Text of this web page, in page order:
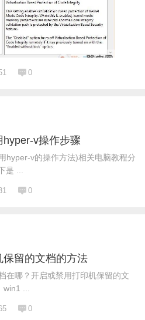
0
v操作步骤
hyper-v的操作方法)相关电脑教程分
是 ...
0
留的文档的方法
在哪？开启或禁用打印机保留的文
...
0